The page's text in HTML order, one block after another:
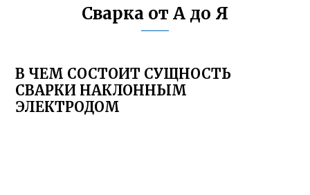
Сварка от А до Я
В ЧЕМ СОСТОИТ СУЩНОСТЬ
СВАРКИ НАКЛОННЫМ
ЭЛЕКТРОДОМ